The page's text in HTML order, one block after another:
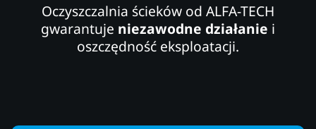
Oczyszczalnia ścieków od ALFA-TECH
gwarantuje niezawodne działanie i
oszczędność eksploatacji.